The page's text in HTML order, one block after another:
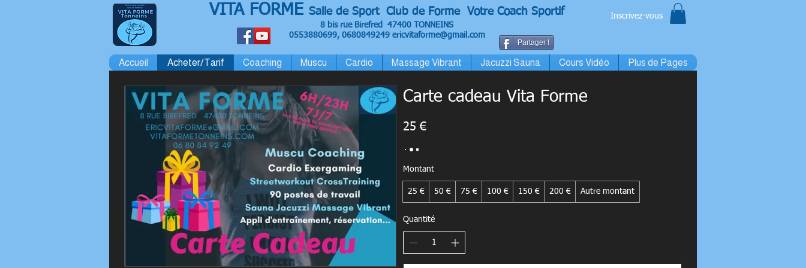
Partager !
VITA FORME Salle de Sport Club de Forme Votre Coach Sportif
8 bis rue Birefred 47400 TONNEINS
0553880699, 0680849249 ericvitaforme@gmail.com
Inscrivez-vous
Accueil Acheter/Tarif Coaching Muscu Cardio Massage Vibrant Jacuzzi Sauna Cours Vidéo Plus de Pages
Carte cadeau Vita Forme
25 €
Montant
25 € 50 € 75 € 100 € 150 € 200 € Autre montant
Quantité